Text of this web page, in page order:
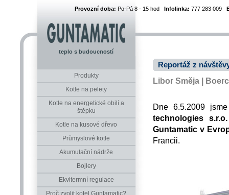
Provozní doba: Po-Pá 8 - 15 hod Infolinka: 777 283 009
teplo s budoucností
Produkty
Kotle na pelety
Kotle na energetické obilí a
štěpku
Kotle na kusové dřevo
Průmyslové kotle
Akumulační nádrže
Bojlery
Ekvitermní regulace
Proč zvolit kotel Guntamatic?
Reportáž z
Libor Směja |
Dne 6.5.2009
technologies s.r.o.
Guntamatic v
Francii.